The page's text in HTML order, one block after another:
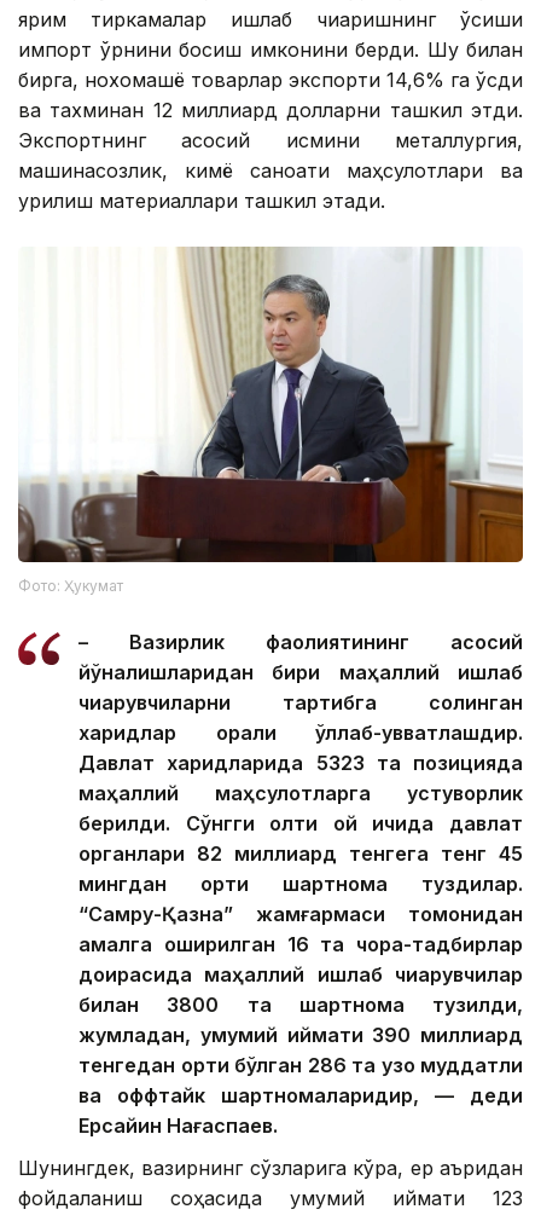
ярим тиркамалар ишлаб чиқаришнинг ўсиши
импорт ўрнини босиш имконини берди. Шу билан
бирга, нохомашё товарлар экспорти 14,6% га ўсди
ва тахминан 12 миллиард долларни ташкил этди.
Экспортнинг асосий қисмини металлургия,
машинасозлик, кимё саноати маҳсулотлари ва
қурилиш материаллари ташкил этади.
Фото: Ҳукумат
– Вазирлик фаолиятининг асосий
йўналишларидан бири маҳаллий ишлаб
чиқарувчиларни тартибга солинган
харидлар орқали қўллаб-қувватлашдир.
Давлат харидларида 5323 та позицияда
маҳаллий маҳсулотларга устуворлик
берилди. Сўнгги олти ой ичида давлат
органлари 82 миллиард тенгега тенг 45
мингдан ортиқ шартнома туздилар.
“Самруқ-Қазна” жамғармаси томонидан
амалга оширилган 16 та чора-тадбирлар
доирасида маҳаллий ишлаб чиқарувчилар
билан 3800 та шартнома тузилди,
жумладан, умумий қиймати 390 миллиард
тенгедан ортиқ бўлган 286 та узоқ муддатли
ва оффтайк шартномаларидир, — деди
Ерсайин Нағаспаев.
Шунингдек, вазирнинг сўзларига кўра, ер қаъридан
фойдаланиш соҳасида умумий қиймати 123